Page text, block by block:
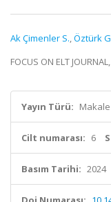
Ak Çimenler S.,Öztürk
FOCUS ON ELT
Yayın Türü:
Cilt numarası: 6
Basım Tarihi: 2024